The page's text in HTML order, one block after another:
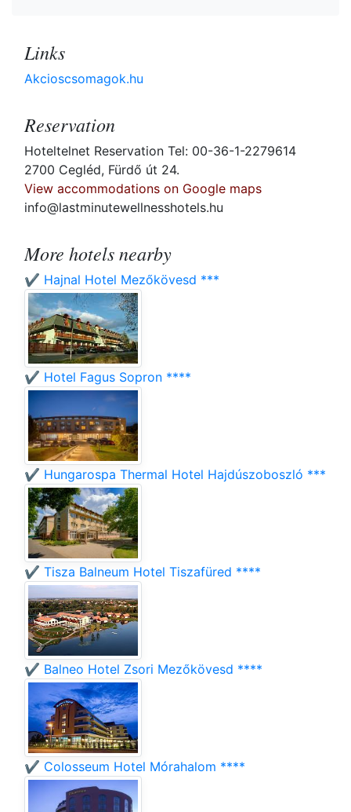
Links
Akcioscsomagok.hu
Reservation
Hoteltelnet Reservation Tel: 00-36-1-2279614
2700 Cegléd, Fürdő út 24.
View accommodations on Google maps
info@lastminutewellnesshotels.hu
More hotels nearby
✔️ Hajnal Hotel Mezőkövesd ***
✔️ Hotel Fagus Sopron ****
✔️ Hungarospa Thermal Hotel Hajdúszoboszló ***
✔️ Tisza Balneum Hotel Tiszafüred ****
✔️ Balneo Hotel Zsori Mezőkövesd ****
✔️ Colosseum Hotel Mórahalom ****